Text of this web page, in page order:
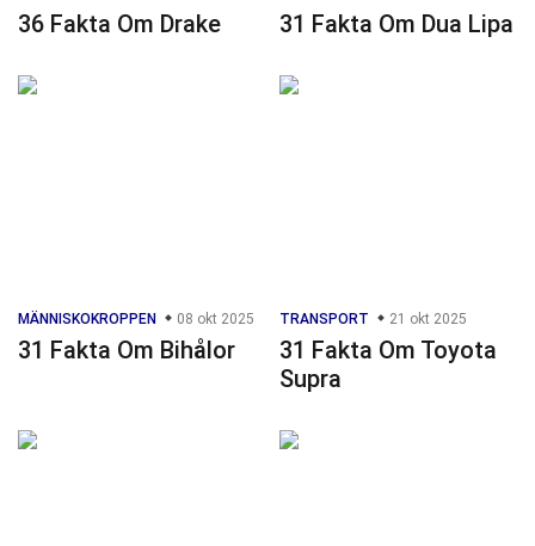
36 Fakta Om Drake 31 Fakta Om Dua Lipa
MÄNNISKOKROPPEN 08 okt 2025
31 Fakta Om Bihålor
TRANSPORT 21 okt 2025
31 Fakta Om Toyota
Supra